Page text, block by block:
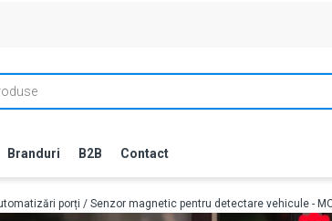
Branduri B2B Contact
porți / Senzor magnetic pentru detectare vehicule -